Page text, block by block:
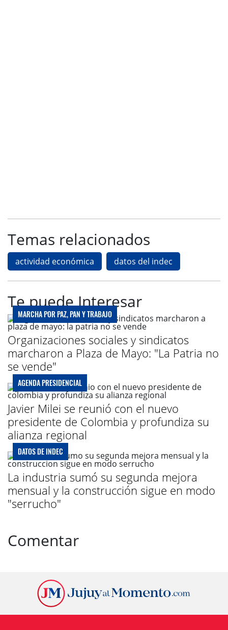
Temas relacionados
actividad económica datos del indec
Te puede Interesar
MARCHA POR PAZ, PAN Y TRABAJO
Organizaciones sociales y sindicatos
marcharon a Plaza de Mayo: "La Patria no
se vende"
AGENDA PRESIDENCIAL
Javier Milei se reunió con el nuevo
presidente de Colombia y profundiza su
alianza regional
DATOS DE INDEC
La industria sumó su segunda mejora
mensual y la construcción sigue en modo
"serrucho"
Comentar